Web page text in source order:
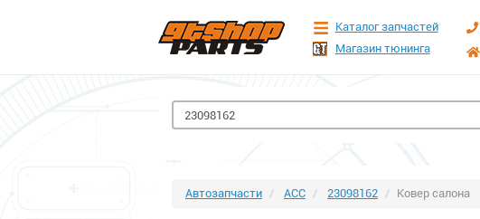
Каталог запчастей
Магазин тюнинга
Автозапчасти ACC 23098162 Ковер салона